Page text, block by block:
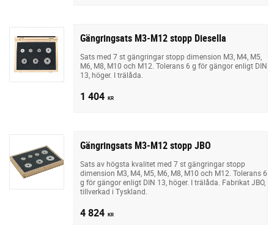
Gängringsats M3-M12 stopp Diesella
Sats med 7 st gängringar stopp dimension M3, M4, M5,
M6, M8, M10 och M12. Tolerans 6 g för gängor enligt DIN
13, höger. I trälåda.
1 404 KR
Gängringsats M3-M12 stopp JBO
Sats av högsta kvalitet med 7 st gängringar stopp
dimension M3, M4, M5, M6, M8, M10 och M12. Tolerans 6
g för gängor enligt DIN 13, höger. I trälåda. Fabrikat JBO,
tillverkad i Tyskland.
4 824 KR